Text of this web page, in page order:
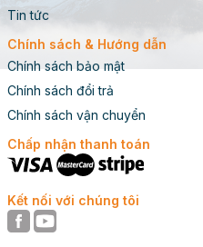
Tin tức
Chính sách & Hướng dẫn
Chính sách bảo mật
Chính sách đổi trả
Chính sách vận chuyển
Chấp nhận thanh toán
Kết nối với chúng tôi